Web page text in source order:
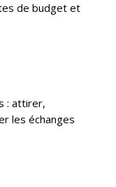
de budget et
: attirer,
les échanges